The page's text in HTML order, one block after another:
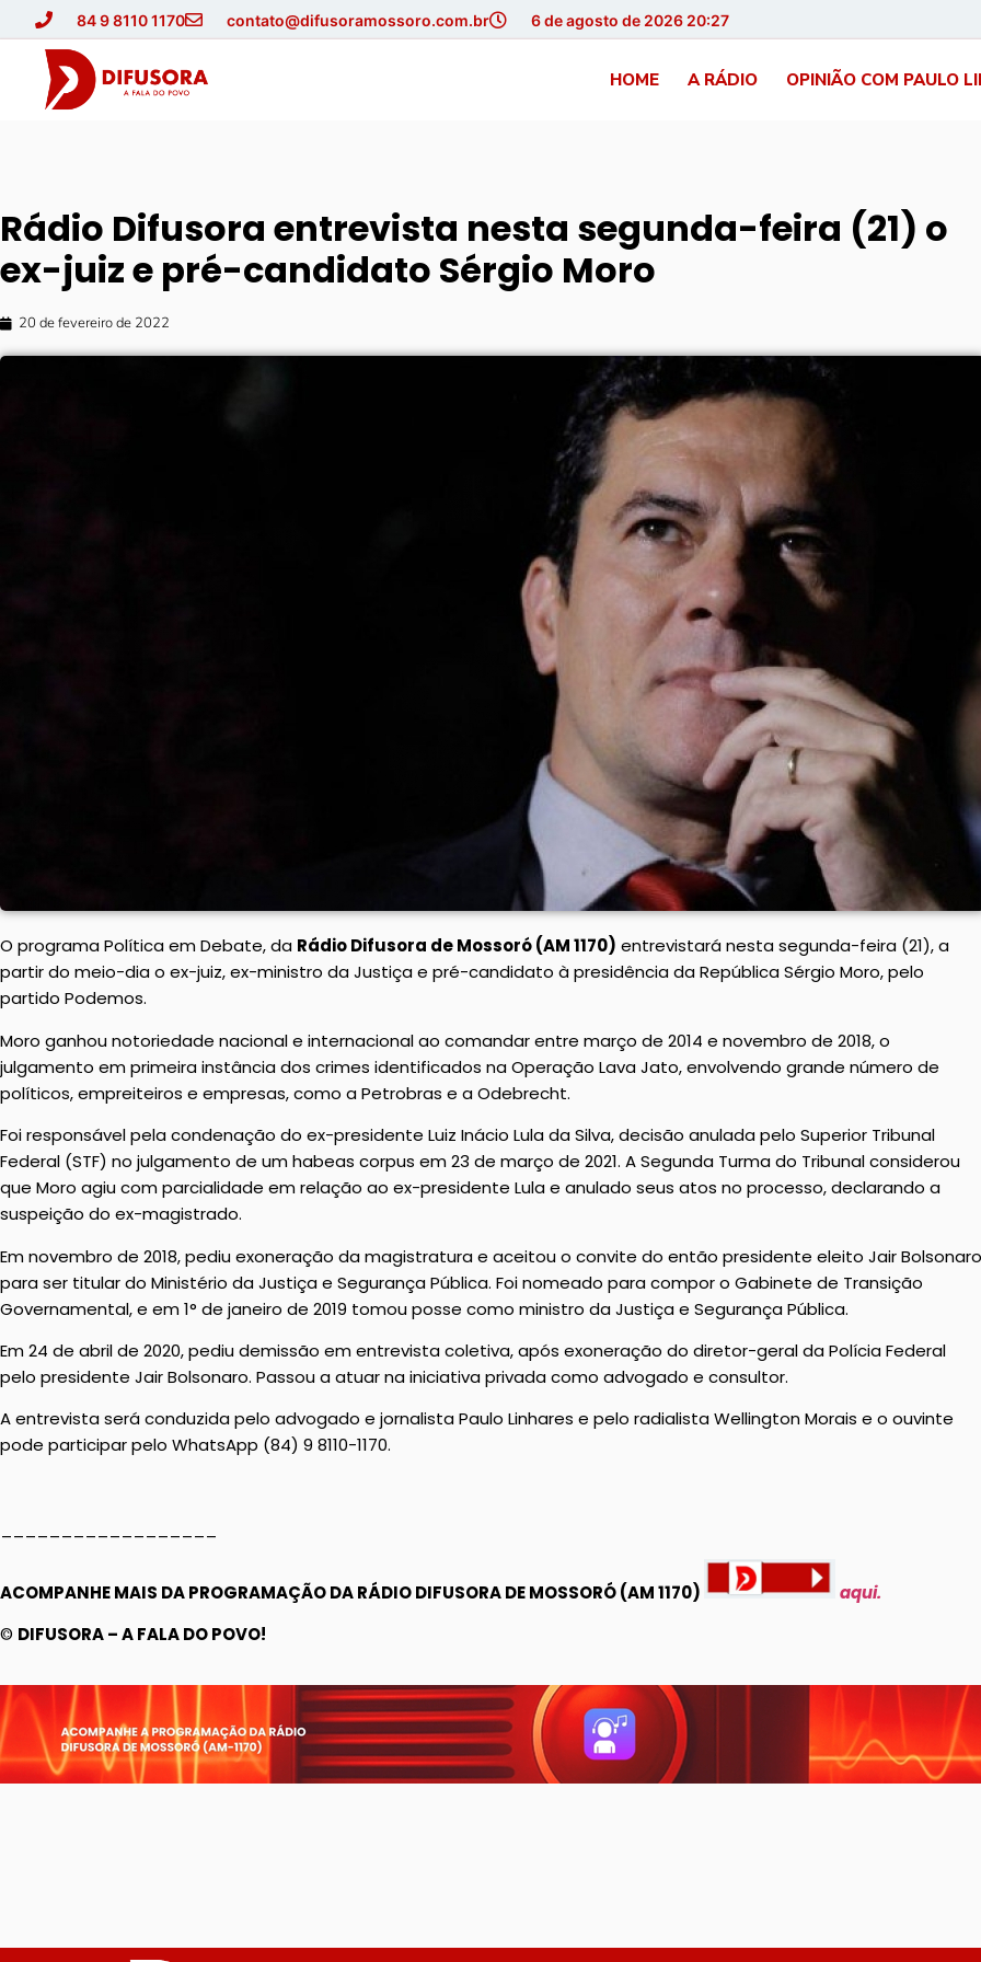
84 9 8110 1170 contato@difusoramossoro.com.br 6 de agosto de 2026 20:27
HOME A RÁDIO OPINIÃO COM PAULO
Rádio Difusora entrevista nesta segunda-feira (21) o
ex-juiz e pré-candidato Sérgio Moro
20 de fevereiro de 2022
O programa Política em Debate, da Rádio Difusora de Mossoró (AM 1170) entrevistará nesta segunda-feira (21), a
partir do meio-dia o ex-juiz, ex-ministro da Justiça e pré-candidato à presidência da República Sérgio Moro, pelo
partido Podemos.
Moro ganhou notoriedade nacional e internacional ao comandar entre março de 2014 e novembro de 2018, o
julgamento em primeira instância dos crimes identificados na Operação Lava Jato, envolvendo grande número de
políticos, empreiteiros e empresas, como a Petrobras e a Odebrecht.
Foi responsável pela condenação do ex-presidente Luiz Inácio Lula da Silva, decisão anulada pelo Superior Tribunal
Federal (STF) no julgamento de um habeas corpus em 23 de março de 2021. A Segunda Turma do Tribunal considerou
que Moro agiu com parcialidade em relação ao ex-presidente Lula e anulado seus atos no processo, declarando a
suspeição do ex-magistrado.
Em novembro de 2018, pediu exoneração da magistratura e aceitou o convite do então presidente eleito Jair Bolsonaro
para ser titular do Ministério da Justiça e Segurança Pública. Foi nomeado para compor o Gabinete de Transição
Governamental, e em 1° de janeiro de 2019 tomou posse como ministro da Justiça e Segurança Pública.
Em 24 de abril de 2020, pediu demissão em entrevista coletiva, após exoneração do diretor-geral da Polícia Federal
pelo presidente Jair Bolsonaro. Passou a atuar na iniciativa privada como advogado e consultor.
A entrevista será conduzida pelo advogado e jornalista Paulo Linhares e pelo radialista Wellington Morais e o ouvinte
pode participar pelo WhatsApp (84) 9 8110-1170.
ACOMPANHE MAIS DA PROGRAMAÇÃO DA RÁDIO DIFUSORA DE MOSSORÓ (AM 1170)
aqui.
© DIFUSORA – A FALA DO POVO!